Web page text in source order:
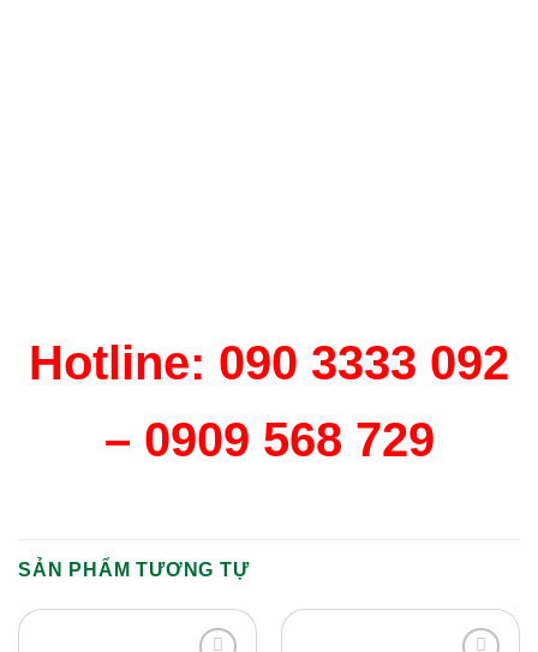
Hotline: 090 3333 092
– 0909 568 729
SẢN PHẨM TƯƠNG TỰ